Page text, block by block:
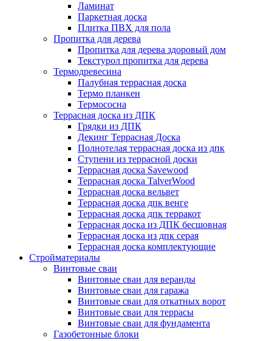
Ламинат
Паркетная доска
Плитка ПВХ для пола
Пропитка для дерева
Пропитка для дерева здоровый дом
Текстурол пропитка для дерева
Термодревесина
Палубная террасная доска
Термо планкен
Термососна
Террасная доска из ДПК
Грядки из ДПК
Декинг Террасная Доска
Полнотелая террасная доска из дпк
Ступени из террасной доски
Террасная доска Savewood
Террасная доска TalverWood
Террасная доска вельвет
Террасная доска дпк венге
Террасная доска дпк терракот
Террасная доска из ДПК бесшовная
Террасная доска из дпк серая
Террасная доска комплектующие
Стройматериалы
Винтовые сваи
Винтовые сваи для веранды
Винтовые сваи для гаража
Винтовые сваи для откатных ворот
Винтовые сваи для террасы
Винтовые сваи для фундамента
Газобетонные блоки